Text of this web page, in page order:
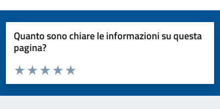
Quanto sono chiare le informazioni su questa
pagina?
Valuta da 1 a 5 stelle la pagina
Valuta 5 stelle su 5
Valuta 4 stelle su 5
Valuta 3 stelle su 5
Valuta 2 stelle su 5
Valuta 1 stelle su 5